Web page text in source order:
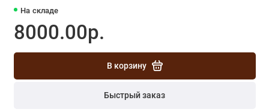
На складе
8000.00р.
В корзину
Быстрый заказ